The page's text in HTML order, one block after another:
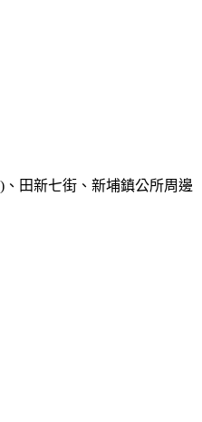
田新七街、新埔鎮公所周邊